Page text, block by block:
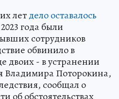
летдело оставалось
года были
сотрудников
обвинило в
двоих - в устранении
Владимира Поторокина,
сообщал о
об обстоятельствах